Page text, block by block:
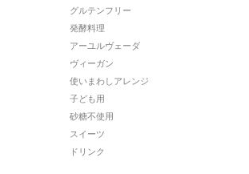
グルテンフリー
発酵料理
アーユルヴェーダ
ヴィーガン
使いまわしアレンジ
子ども用
砂糖不使用
スイーツ
ドリンク